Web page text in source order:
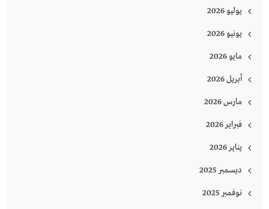
يوليو 2026
يونيو 2026
مايو 2026
أبريل 2026
مارس 2026
فبراير 2026
يناير 2026
ديسمبر 2025
نوفمبر 2025